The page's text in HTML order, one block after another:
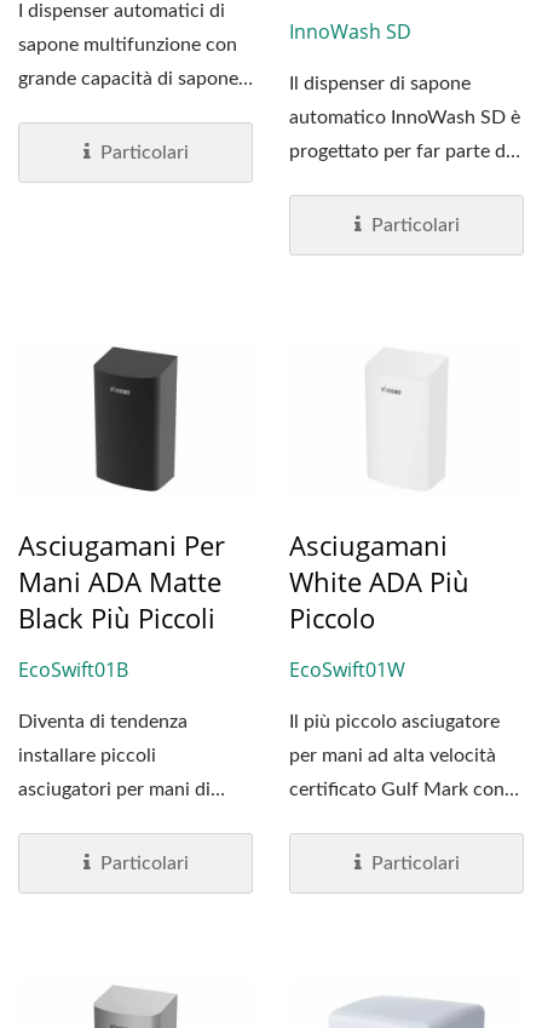
I dispenser automatici di
sapone multifunzione con
grande capacità di sapone
Particolari
InnoWash SD
Il dispenser di sapone
automatico InnoWash SD è
progettato per far parte di
Particolari
Asciugamani Per
Mani ADA Matte
Black Più Piccoli
EcoSwift01B
Diventa di tendenza
installare piccoli
asciugatori per mani di
aspetto...
Particolari
Asciugamani
White ADA Più
Piccolo
EcoSwift01W
Il più piccolo asciugatore
per mani ad alta velocità
certificato Gulf Mark con
Particolari